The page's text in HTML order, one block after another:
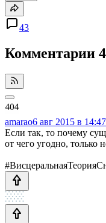
43
Комментарии
amarao6 авг 2015 в 14:47
Если так, то почему
от чего угодно, только